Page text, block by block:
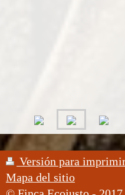
Versión para
Mapa del sitio